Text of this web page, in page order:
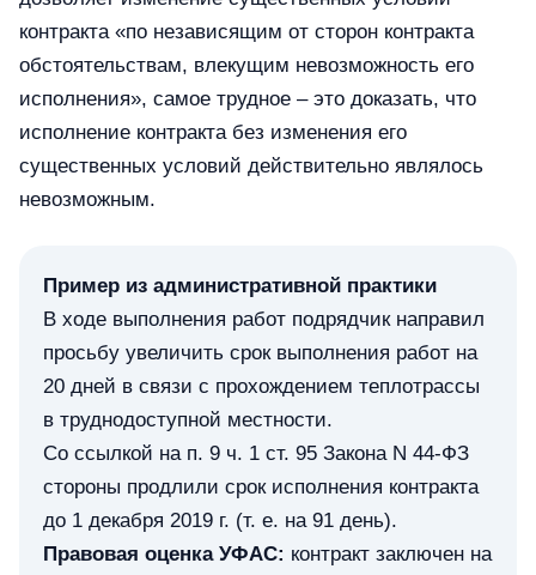
контракта «по независящим от сторон контракта
обстоятельствам, влекущим невозможность его
исполнения», самое трудное – это доказать, что
исполнение контракта без изменения его
существенных условий действительно являлось
невозможным.
Пример из административной практики
В ходе выполнения работ подрядчик направил
просьбу увеличить срок выполнения работ на
20 дней в связи с прохождением теплотрассы
в труднодоступной местности.
Со ссылкой на п. 9 ч. 1 ст. 95 Закона N 44-ФЗ
стороны продлили срок исполнения контракта
до 1 декабря 2019 г. (т. е. на 91 день).
Правовая оценка УФАС: контракт заключен на